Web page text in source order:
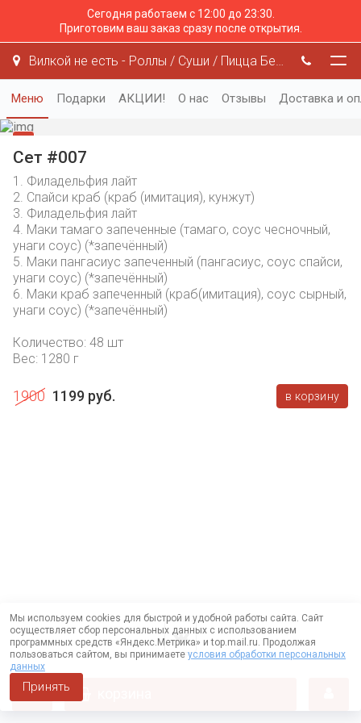
Сегодня работаем с 12:00 до 23:30.
Приготовим ваш заказ сразу после открытия.
Вилкой не есть - Роллы / Суши / Пицца Белгород
Меню Подарки АКЦИИ! О нас Отзывы Доставка и
Сет #007
1. Филадельфия лайт
2. Спайси краб (краб (имитация), кунжут)
3. Филадельфия лайт
4. Маки тамаго запеченные (тамаго, соус чесночный,
унаги соус) (*запечённый)
5. Маки пангасиус запеченный (пангасиус, соус спайси,
унаги соус) (*запечённый)
6. Маки краб запеченный (краб(имитация), соус сырный,
унаги соус) (*запечённый)
Количество: 48 шт
Вес: 1280 г
1900 1199 руб. в корзину
Мы используем cookies для быстрой и удобной работы сайта. Сайт
осуществляет сбор персональных данных с использованием
программных средств «Яндекс.Метрика» и top.mail.ru. Продолжая
пользоваться сайтом, вы принимаете условия обработки персональных
данных
Принять